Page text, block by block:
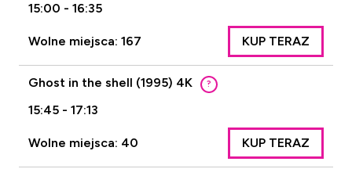
15:00 - 16:35
Wolne miejsca: 167 KUP TERAZ
Ghost in the shell (1995) 4K ?
15:45 - 17:13
Wolne miejsca: 40 KUP TERAZ